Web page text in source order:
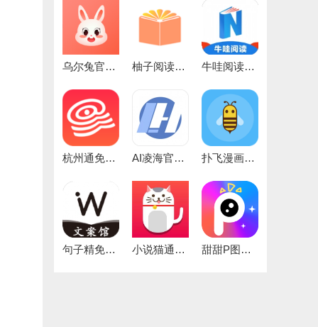
乌尔兔官方正版 柚子阅读正版 牛哇阅读手机正版
杭州通免费版 AI凌海官方版 扑飞漫画无广告安卓免费版
句子精免费版 小说猫通用版 甜甜P图无广告版